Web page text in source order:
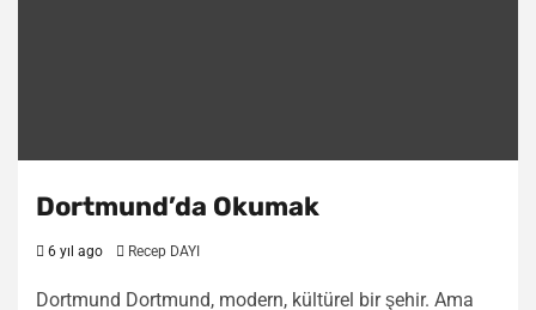
Dortmund’da Okumak
6 yıl ago Recep DAYI
Dortmund Dortmund, modern, kültürel bir şehir. Ama